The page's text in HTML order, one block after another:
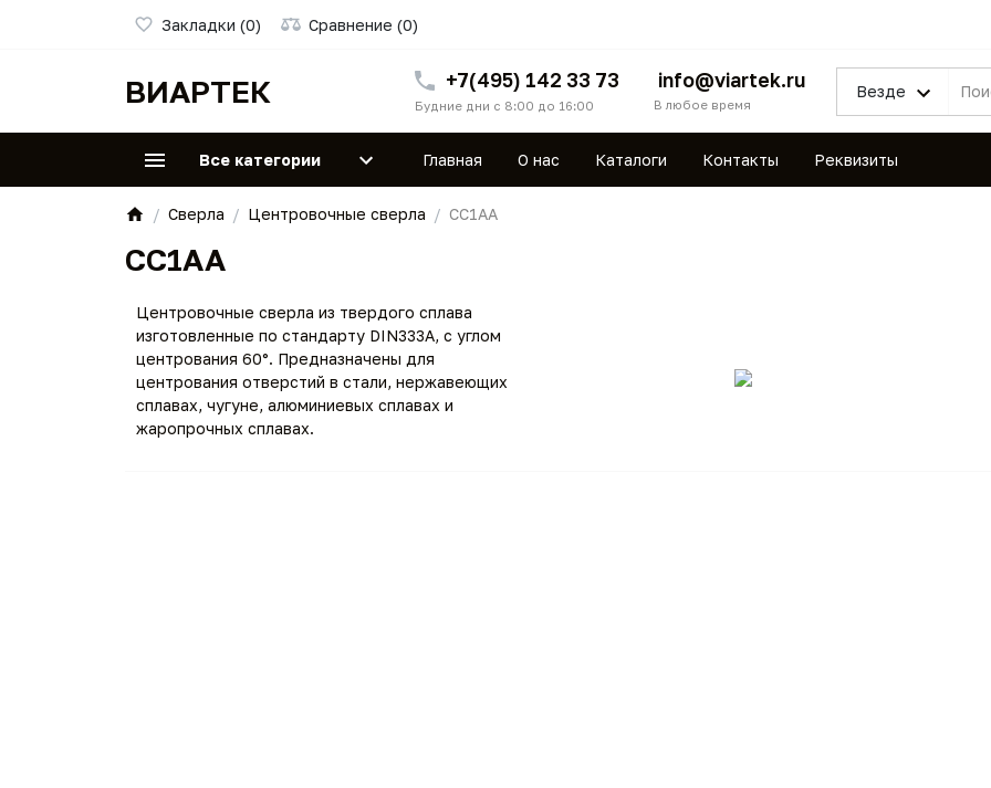
Закладки (0) Сравнение (0)
ВИАРТЕК +7(495) 142 33 73
Будние дни с 8:00 до 16:00
info@viartek.ru
В любое время
Везде
Все категории Главная О нас Каталоги Контакты Реквизиты
Сверла Центровочные сверла CC1AA
CC1AA
Центровочные сверла из твердого сплава
изготовленные по стандарту DIN333A, с углом
центрования 60°. Предназначены для
центрования отверстий в стали, нержавеющих
сплавах, чугуне, алюминиевых сплавах и
жаропрочных сплавах.